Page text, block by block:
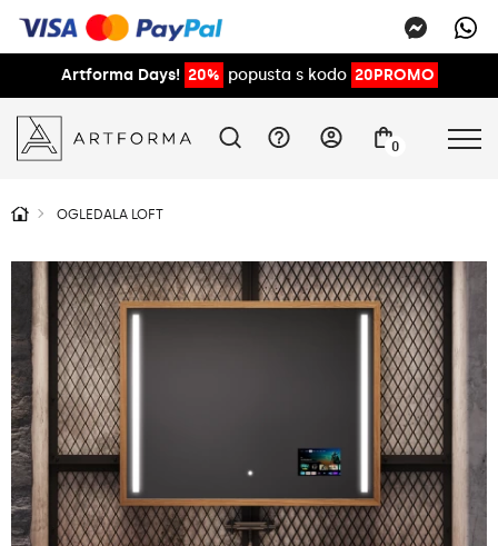
Artforma Days! 20% popusta s kodo 20PROMO
0
OGLEDALA LOFT